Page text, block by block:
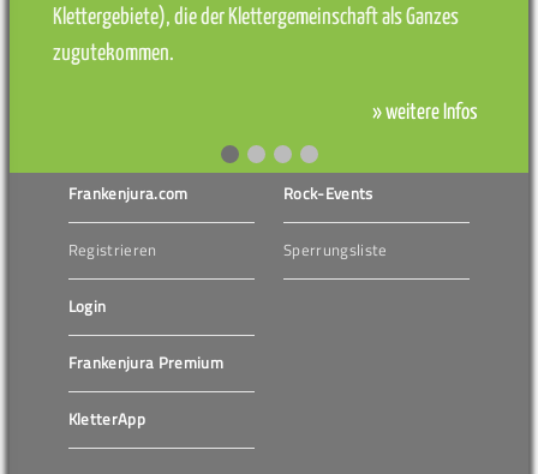
Klettergebiete), die der Klettergemeinschaft als Ganzes
zugutekommen.
» weitere Infos
Frankenjura.com
Registrieren
Login
Frankenjura Premium
KletterApp
Rock-Events
Sperrungsliste